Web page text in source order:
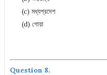
(c) মধ্যপ্রদেশ
(d) গোয়া
Question 8.